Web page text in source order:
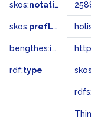
skos:notation
skos:prefLabel
bengthes:inSet
rdf:type
rdfs: